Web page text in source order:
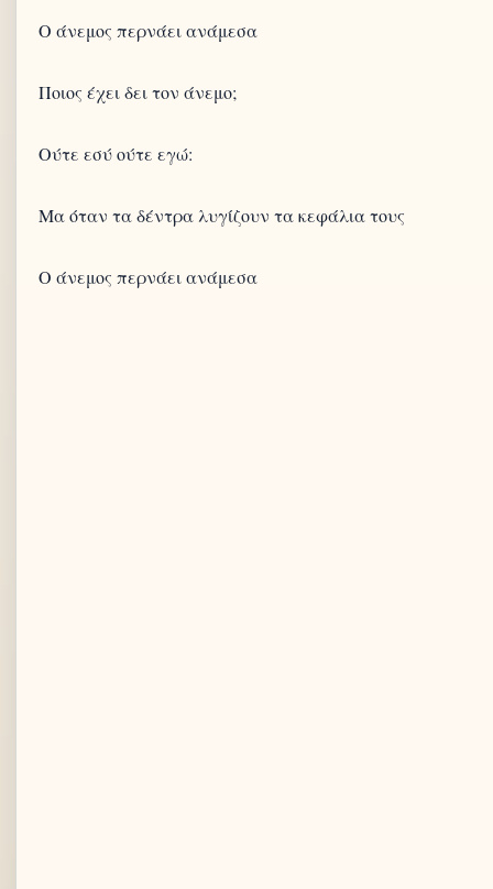
Ο άνεμος περνάει ανάμεσα
Ποιος έχει δει τον άνεμο;
Ούτε εσύ ούτε εγώ:
Μα όταν τα δέντρα λυγίζουν τα κεφάλια τους
Ο άνεμος περνάει ανάμεσα